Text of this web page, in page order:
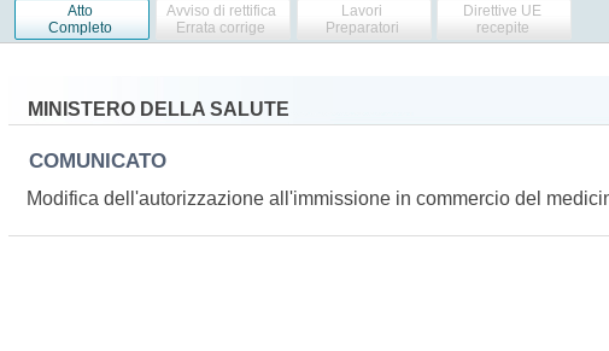
Atto
Completo
Avviso di rettifica
Errata corrige
Lavori
Preparatori
Direttive UE
recepite
MINISTERO DELLA SALUTE
COMUNICATO
Modifica dell'autorizzazione all'immissione in commercio del